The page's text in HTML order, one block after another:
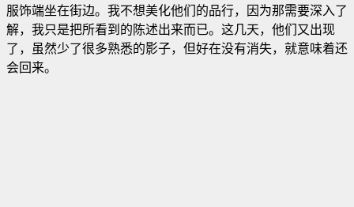
服饰端坐在街边。我不想美化他们的品行，因为那需要深入了
解，我只是把所看到的陈述出来而已。这几天，他们又出现
了，虽然少了很多熟悉的影子，但好在没有消失，就意味着还
会回来。